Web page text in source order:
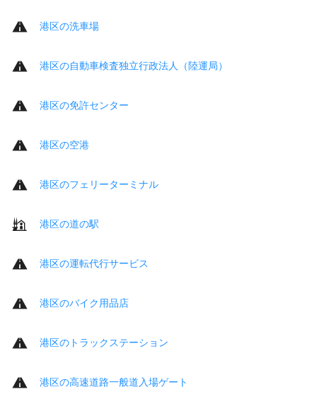
港区の洗車場
港区の自動車検査独立行政法人（陸運局）
港区の免許センター
港区の空港
港区のフェリーターミナル
港区の道の駅
港区の運転代行サービス
港区のバイク用品店
港区のトラックステーション
港区の高速道路一般道入場ゲート